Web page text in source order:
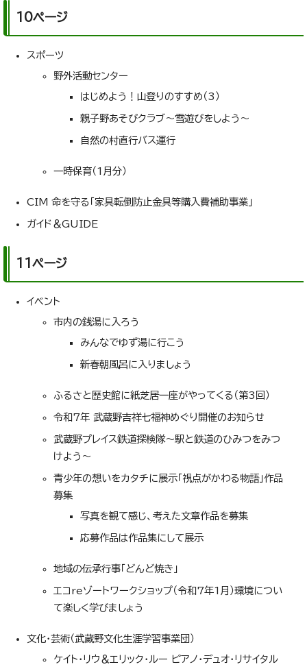
10ページ
スポーツ
野外活動センター
はじめよう！山登りのすすめ（3）
親子野あそびクラブ～雪遊びをしよう～
自然の村直行バス運行
一時保育（1月分）
CIM 命を守る「家具転倒防止金具等購入費補助事業」
ガイド＆GUIDE
11ページ
イベント
市内の銭湯に入ろう
みんなでゆず湯に行こう
新春朝風呂に入りましょう
ふるさと歴史館に紙芝居一座がやってくる（第3回）
令和7年 武蔵野吉祥七福神めぐり開催のお知らせ
武蔵野プレイス鉄道探検隊～駅と鉄道のひみつをみつ
けよう～
青少年の想いをカタチに展示「視点がかわる物語」作品
募集
写真を観て感じ、考えた文章作品を募集
応募作品は作品集にして展示
地域の伝承行事「どんど焼き」
エコreゾートワークショップ（令和7年1月）環境につい
て楽しく学びましょう
文化・芸術（武蔵野文化生涯学習事業団）
ケイト・リウ＆エリック・ルー ピアノ・デュオ・リサイタル